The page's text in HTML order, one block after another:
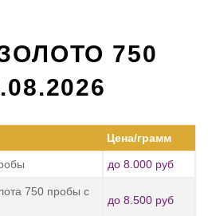
750
Цена/грамм
до 8.000 руб
750 пробы с
до 8.500 руб